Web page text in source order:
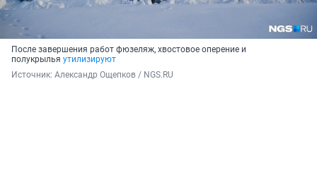
После завершения работ фюзеляж, хвостовое оперение и
полукрылья утилизируют
Источник: Александр Ощепков / NGS.RU